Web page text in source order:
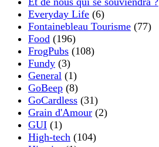
Everyday Life (6)
Fontainebleau Tourisme (77)
Food (196)
FrogPubs (108)
Fundy (3)
General (1)
GoBeep (8)
GoCardless (31)
Grain d'Amour (2)
GUI (1)
High-tech (104)